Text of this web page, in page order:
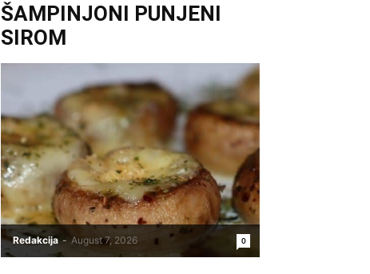
ŠAMPINJONI PUNJENI
SIROM
Redakcija - August 7, 2026 0